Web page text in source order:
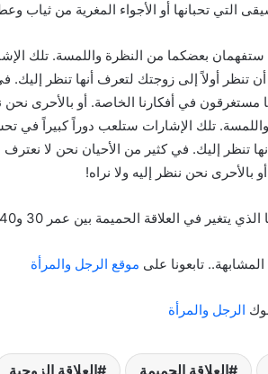
التي تحبانها أو الأجواء المغرية من ثياب
ستفهمان بعضكما من النظرة واللمسة. تلك
تنظر أولاً إلى زوجتك لتعرف أنها تنظر إليك.
مستغرقون في أفكارنا الخاصة. أو بالأحرى نحن
تلك الإشارات ستلعب دوراً كبيراً في
تنظر إليك. في كثير من الأحيان نحن لا نعترف
بالأحرى نحن ننظر إليه ولا نراه!
العلاقة الحميمة بين عمر 30 و40 سنة؟” لا تترددوا في نشره.
تابعونا على موقع الرجل والمرأة
الرجل والمرأة
العلاقة الحميمة العلاقة الزوجية